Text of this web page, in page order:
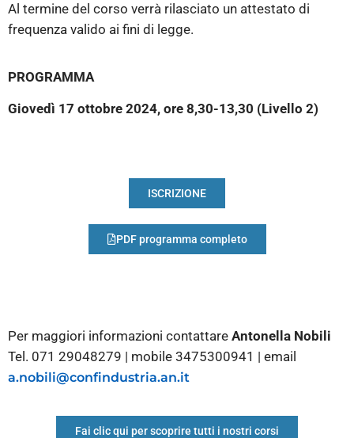
Al termine del corso verrà rilasciato un attestato di
frequenza valido ai fini di legge.
PROGRAMMA
Giovedì 17 ottobre 2024, ore 8,30-13,30 (Livello 2)
ISCRIZIONE
PDF programma completo
Per maggiori informazioni contattare Antonella Nobili
Tel. 071 29048279 | mobile 3475300941 | email
a.nobili@confindustria.an.it
Fai clic qui per scoprire tutti i nostri corsi